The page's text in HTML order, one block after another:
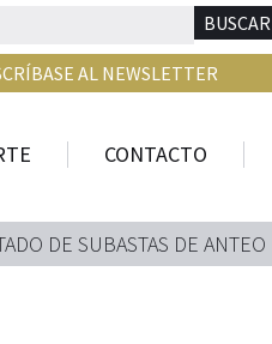
BUSCAR
AL NEWSLETTER
CONTACTO
DE SUBASTAS DE ANTEO